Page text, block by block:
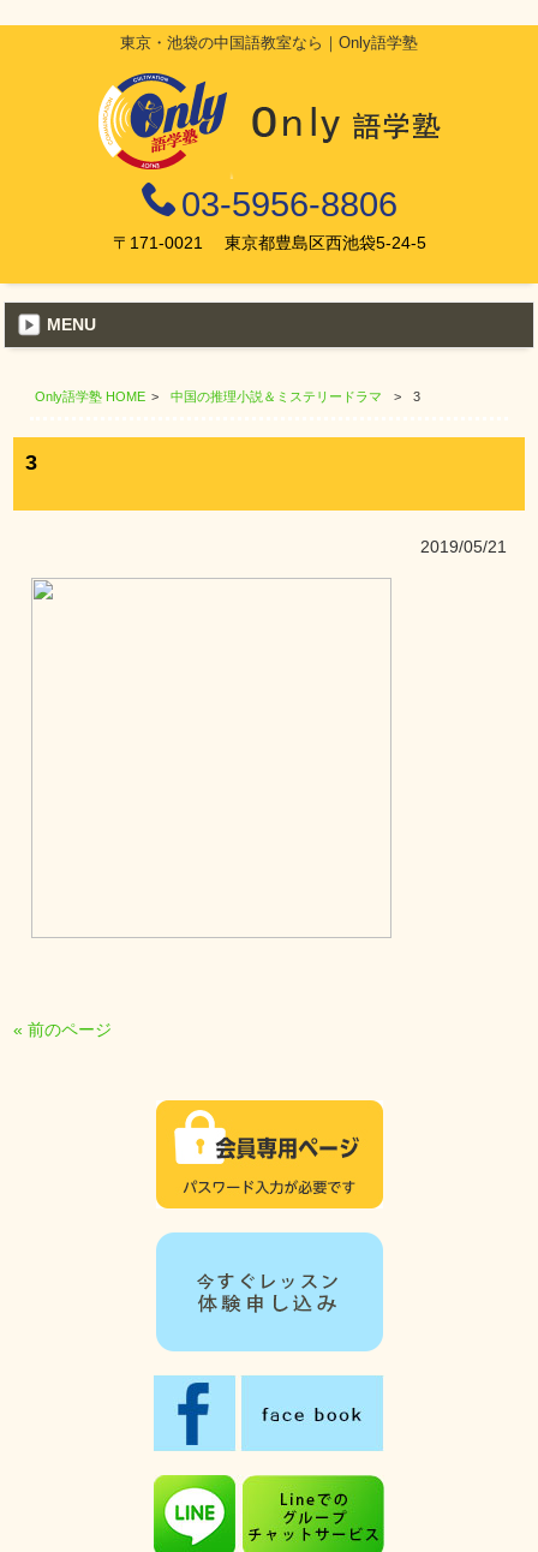
東京・池袋の中国語教室なら｜Only語学塾
03-5956-8806
〒171-0021 東京都豊島区西池袋5-24-5
MENU
Only語学塾 HOME > 中国の推理小説＆ミステリードラマ > 3
3
2019/05/21
« 前のページ